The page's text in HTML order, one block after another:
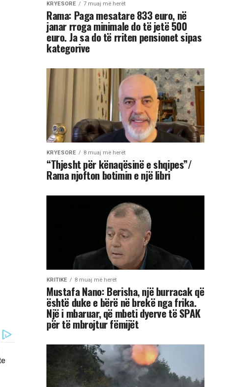
KRYESORE 7 muaj më herët
Rama: Paga mesatare 833 euro, në
janar rroga minimale do të jetë 500
euro. Ja sa do të rriten pensionet sipas
kategorive
KRYESORE 8 muaj më herët
“Thjesht për kënaqësinë e shqipes”/
Rama njofton botimin e një libri
KRITIKE 8 muaj më herët
Mustafa Nano: Berisha, një burracak që
është duke e bërë në brekë nga frika.
Një i mbaruar, që mbeti dyerve të SPAK
për të mbrojtur fëmijët